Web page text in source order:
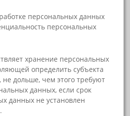
персональных данных
персональных
хранение персональных
определить субъекта
дольше, чем этого требуют
данных, если срок
данных не установлен